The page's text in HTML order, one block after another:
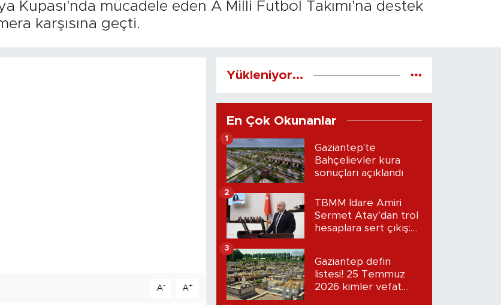
Kupası'nda mücadele eden A Milli Futbol Takımı'na destek
karşısına geçti.
A- A+
Yükleniyor...
En Çok Okunanlar
Gaziantep'te
Bahçelievler kura
sonuçları açıklandı
1
TBMM İdare Amiri
Sermet Atay’dan trol
hesaplara sert çıkış:
2
Gaziantep defin
listesi! 25 Temmuz
2026 kimler vefat
3